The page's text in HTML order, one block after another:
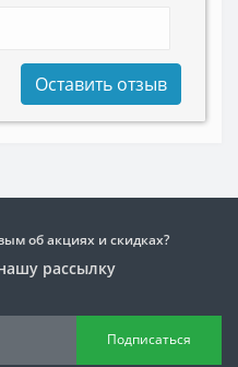
Оставить отзыв
об акциях и скидках?
рассылку
Подписаться